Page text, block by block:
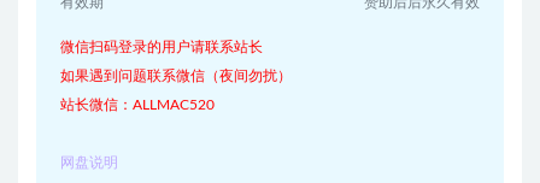
微信扫码登录的用户请联系站长
如果遇到问题联系微信（夜间勿扰）
站长微信：ALLMAC520
网盘说明